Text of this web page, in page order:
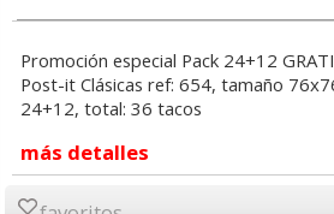
Promoción especial Pack 24+12
Post-it Clásicas ref: 654, tamaño
24+12, total: 36 tacos
más detalles